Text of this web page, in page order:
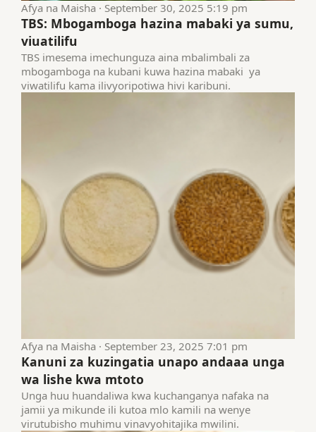
Afya na Maisha · September 30, 2025 5:19 pm
TBS: Mbogamboga hazina mabaki ya sumu,
viuatilifu
TBS imesema imechunguza aina mbalimbali za
mbogamboga na kubani kuwa hazina mabaki ya
viwatilifu kama ilivyoripotiwa hivi karibuni.
Afya na Maisha · September 23, 2025 7:01 pm
Kanuni za kuzingatia unapo andaaa unga
wa lishe kwa mtoto
Unga huu huandaliwa kwa kuchanganya nafaka na
jamii ya mikunde ili kutoa mlo kamili na wenye
virutubisho muhimu vinavyohitajika mwilini.